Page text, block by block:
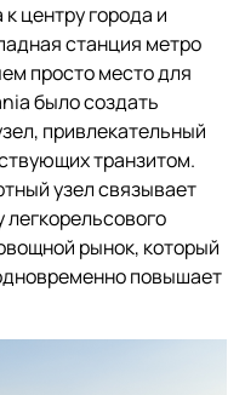
центру города и
станция метро
просто место для
было создать
привлекательный
транзитом.
узел связывает
рынок, который
повышает